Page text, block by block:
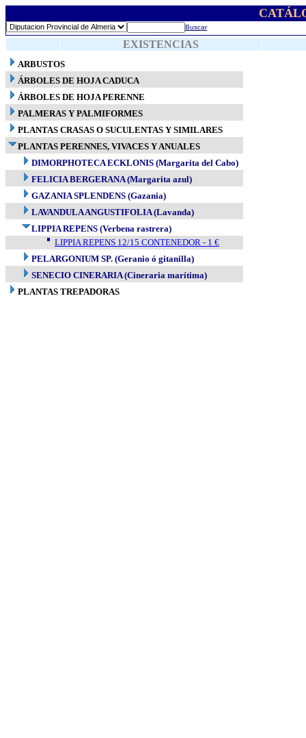
Buscar
EXISTENCIAS
ARBUSTOS
ÁRBOLES DE HOJA CADUCA
ÁRBOLES DE HOJA PERENNE
PALMERAS Y PALMIFORMES
PLANTAS CRASAS O SUCULENTAS Y SIMILARES
PLANTAS PERENNES, VIVACES Y ANUALES
DIMORPHOTECA ECKLONIS (Margarita del Cabo)
FELICIA BERGERANA (Margarita azul)
GAZANIA SPLENDENS (Gazania)
LAVANDULA ANGUSTIFOLIA (Lavanda)
LIPPIA REPENS (Verbena rastrera)
LIPPIA REPENS 12/15 CONTENEDOR - 1 €
PELARGONIUM SP. (Geranio ó gitanilla)
SENECIO CINERARIA (Cineraria marítima)
PLANTAS TREPADORAS